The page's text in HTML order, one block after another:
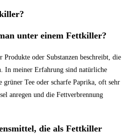
unter einem Fettkiller?
oder Substanzen beschreibt, die
In meiner‌ Erfahrung sind natürliche
grüner Tee oder scharfe Paprika, oft sehr
anregen und die Fettverbrennung
die als Fettkiller